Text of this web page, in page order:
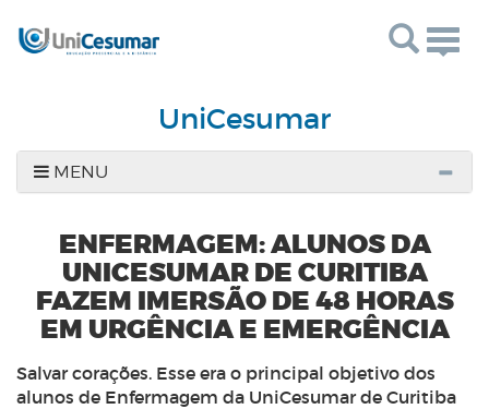
UniCesumar
MENU
ENFERMAGEM: ALUNOS DA
UNICESUMAR DE CURITIBA
FAZEM IMERSÃO DE 48 HORAS
EM URGÊNCIA E EMERGÊNCIA
Salvar corações. Esse era o principal objetivo dos
alunos de Enfermagem da UniCesumar de Curitiba